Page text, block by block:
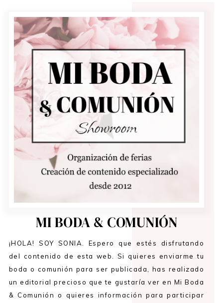
MI BODA & COMUNIÓN
¡HOLA! SOY SONIA. Espero que estés disfrutando
del contenido de esta web. Si quieres enviarme tu
boda o comunión para ser publicada, has realizado
un editorial precioso que te gustaría ver en Mi Boda
& Comunión o quieres información para participar